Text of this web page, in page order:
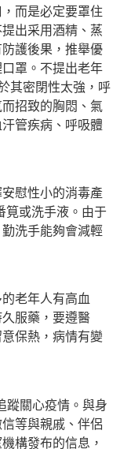
而是必定要罩住
出采用酒精、蒸
護後果，推舉優
罩。不提出老年
其密閉性太強，呼
招致的胸悶、氣
管疾病、呼吸體
慰性小的消毒產
筧或洗手液。由于
洗手能夠會減輕
老年人有高血
服藥，要遵醫
保熱，病情有變
蹤關心疫情。與身
等與親戚、伴侶
構發布的信息，